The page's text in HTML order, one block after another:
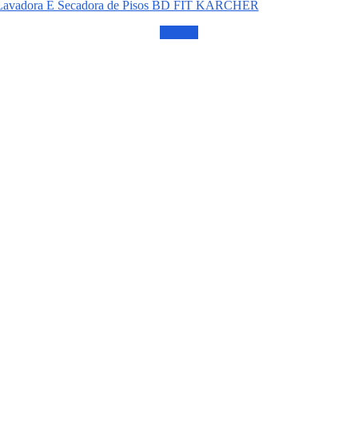
E Secadora de Pisos BD FIT KÄRCHER